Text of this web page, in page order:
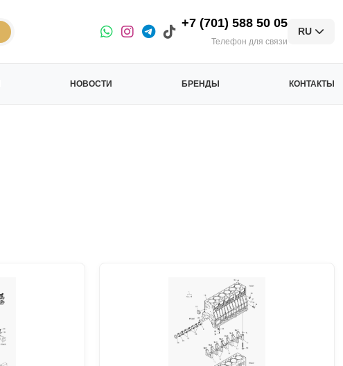
+7 (701) 588 50 05
Телефон для связи
RU
НОВОСТИ БРЕНДЫ КОНТАКТЫ